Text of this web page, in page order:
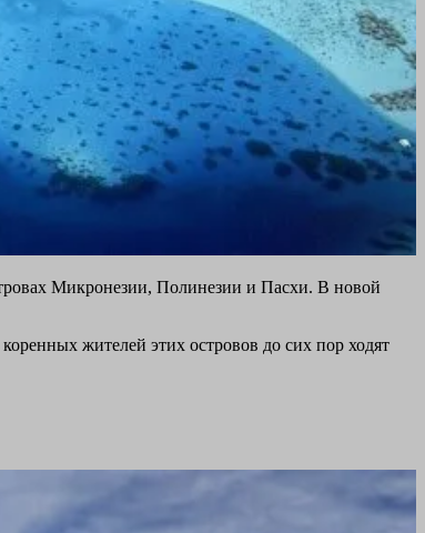
Микронезии, Полинезии и Пасхи. В новой
жителей этих островов до сих пор ходят